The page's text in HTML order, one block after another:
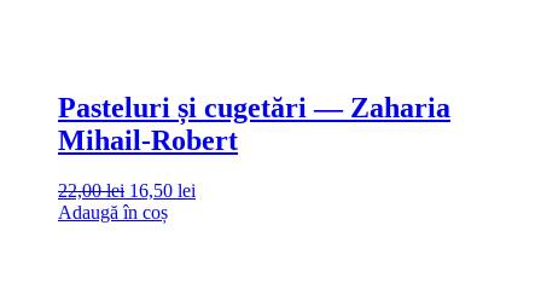
Pasteluri și cugetări — Zaharia
Mihail-Robert
22,00lei 16,50 lei
Adaugă în coș